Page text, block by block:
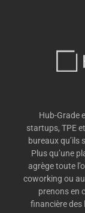
Hub-Grade
startups, TPE
bureaux qu’ils
Plus qu’une
agrège toute
coworking ou
prenons en
financière